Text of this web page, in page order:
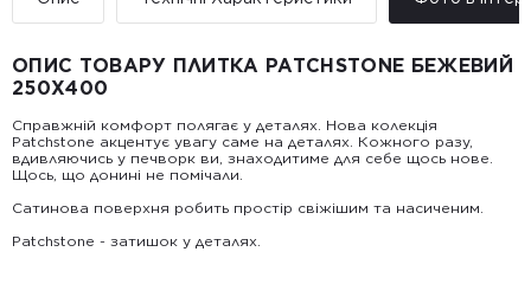
Вартість доставки:
До 5 м² — доставка за рахунок покупця.
всій Україні
Від 25 м² і більше — безкоштовна доставка за рахунок
компанії Golden Tile.
Примітка:
• Відвантаження здійснюється виключно у робочі дні. У суботу,
неділю та святкові дні замовлення не обробляються та не
відправляються.
ОПИС ТОВАРУ ПЛИТКА PATCHSTONE БЕЖЕВИЙ
250X400
Справжній комфорт полягає у деталях. Нова колекція
Patchstone акцентує увагу саме на деталях. Кожного разу,
вдивляючись у печворк ви, знаходитиме для себе щось нове.
Щось, що донині не помічали.
Сатинова поверхня робить простір свіжішим та насиченим.
Patchstone - затишок у деталях.